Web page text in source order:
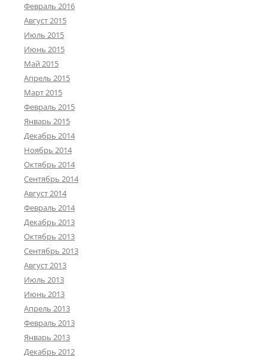
Февраль 2016
Август 2015
Июль 2015
Июнь 2015
Май 2015
Апрель 2015
Март 2015
Февраль 2015
Январь 2015
Декабрь 2014
Ноябрь 2014
Октябрь 2014
Сентябрь 2014
Август 2014
Февраль 2014
Декабрь 2013
Октябрь 2013
Сентябрь 2013
Август 2013
Июль 2013
Июнь 2013
Апрель 2013
Февраль 2013
Январь 2013
Декабрь 2012